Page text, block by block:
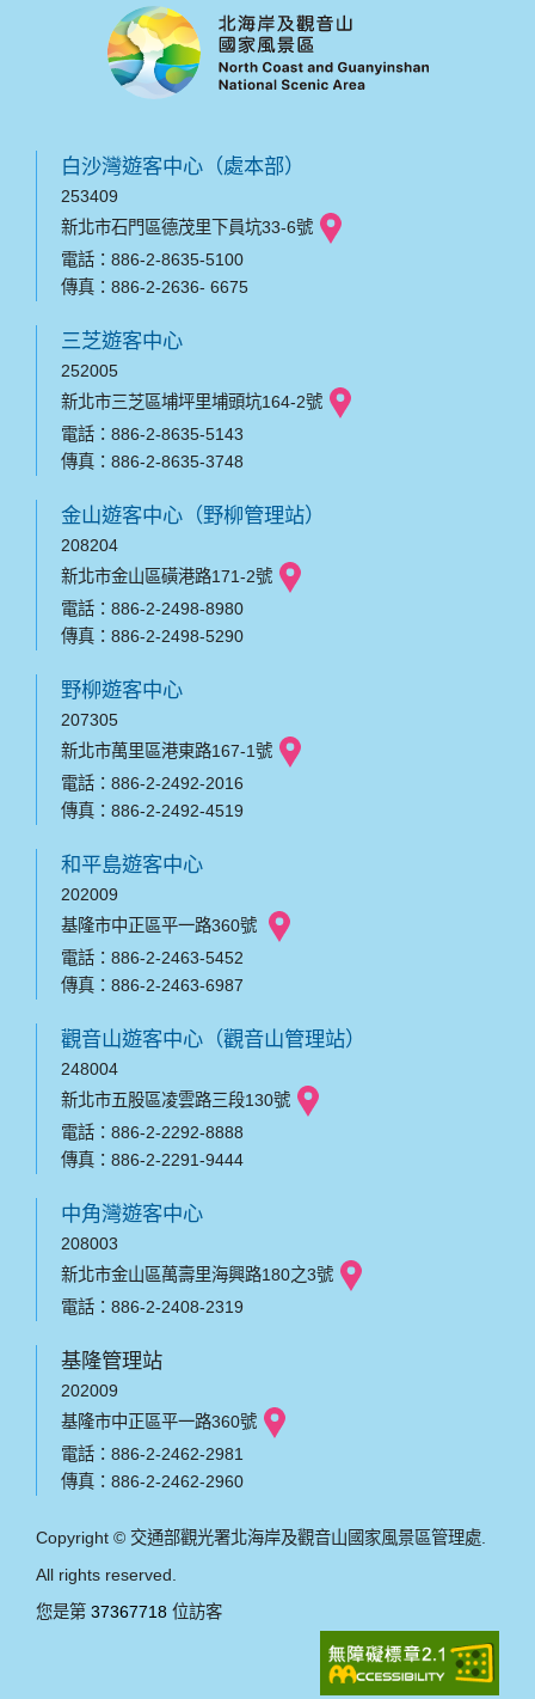
白沙灣遊客中心（處本部）
253409
新北市石門區德茂里下員坑33-6號
電話：886-2-8635-5100
傳真：886-2-2636- 6675
三芝遊客中心
252005
新北市三芝區埔坪里埔頭坑164-2號
電話：886-2-8635-5143
傳真：886-2-8635-3748
金山遊客中心（野柳管理站）
208204
新北市金山區磺港路171-2號
電話：886-2-2498-8980
傳真：886-2-2498-5290
野柳遊客中心
207305
新北市萬里區港東路167-1號
電話：886-2-2492-2016
傳真：886-2-2492-4519
和平島遊客中心
202009
基隆市中正區平一路360號
電話：886-2-2463-5452
傳真：886-2-2463-6987
觀音山遊客中心（觀音山管理站）
248004
新北市五股區凌雲路三段130號
電話：886-2-2292-8888
傳真：886-2-2291-9444
中角灣遊客中心
208003
新北市金山區萬壽里海興路180之3號
電話：886-2-2408-2319
基隆管理站
202009
基隆市中正區平一路360號
電話：886-2-2462-2981
傳真：886-2-2462-2960
Copyright © 交通部觀光署北海岸及觀音山國家風景區管理處.
All rights reserved.
您是第 37367718 位訪客